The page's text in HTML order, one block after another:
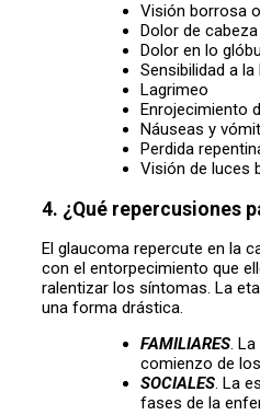
Visión borrosa
Dolor de cabeza
Dolor en lo
Sensibilidad a la
Lagrimeo
Enrojecimiento
Náuseas y
Perdida
Visión de luces
4. ¿Qué repercusiones
El glaucoma repercute en la
con el entorpecimiento que
ralentizar los síntomas. La
una forma drástica.
FAMILIARES.
comienzo de
SOCIALES. La
fases de la